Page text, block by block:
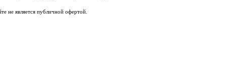
не является публичной офертой.